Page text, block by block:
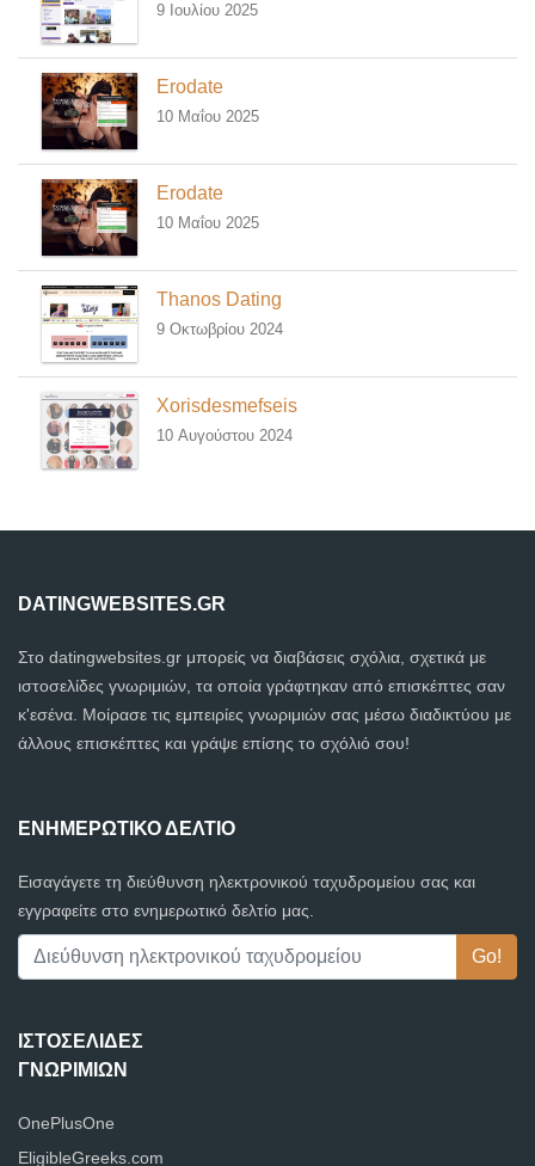
9 Ιουλίου 2025
Erodate
10 Μαΐου 2025
Erodate
10 Μαΐου 2025
Thanos Dating
9 Οκτωβρίου 2024
Xorisdesmefseis
10 Αυγούστου 2024
DATINGWEBSITES.GR
Στο datingwebsites.gr μπορείς να διαβάσεις σχόλια, σχετικά με
ιστοσελίδες γνωριμιών, τα οποία γράφτηκαν από επισκέπτες σαν
κ'εσένα. Μοίρασε τις εμπειρίες γνωριμιών σας μέσω διαδικτύου με
άλλους επισκέπτες και γράψε επίσης το σχόλιό σου!
ΕΝΗΜΕΡΩΤΙΚΌ ΔΕΛΤΊΟ
Εισαγάγετε τη διεύθυνση ηλεκτρονικού ταχυδρομείου σας και
εγγραφείτε στο ενημερωτικό δελτίο μας.
ΙΣΤΟΣΕΛΊΔΕΣ
ΓΝΩΡΙΜΙΏΝ
OnePlusOne
EligibleGreeks.com